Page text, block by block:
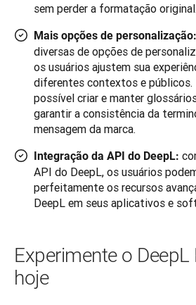
sem perder a formatação original.
Mais opções de personalização:
diversas de opções de
os usuários ajustem sua
diferentes contextos e públicos.
possível criar e manter
garantir a consistência da
mensagem da marca.
Integração da API do DeepL:
API do DeepL, os usuários
perfeitamente os recursos
DeepL em seus aplicativos e
Experimente o DeepL
hoje